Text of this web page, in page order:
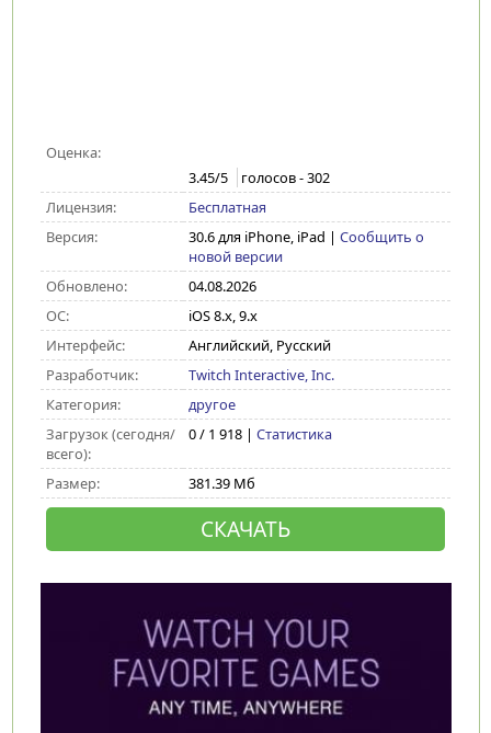
Оценка:
3.45/5 голосов -302
Лицензия:
Бесплатная
Версия:
30.6 для iPhone, iPad | Сообщить о
новой версии
Обновлено:
04.08.2026
ОС:
iOS 8.x, 9.x
Интерфейс:
Английский, Русский
Разработчик:
Twitch Interactive, Inc.
Категория:
другое
Загрузок (сегодня/
всего):
0 / 1 918 | Статистика
Размер: 381.39 Мб
СКАЧАТЬ